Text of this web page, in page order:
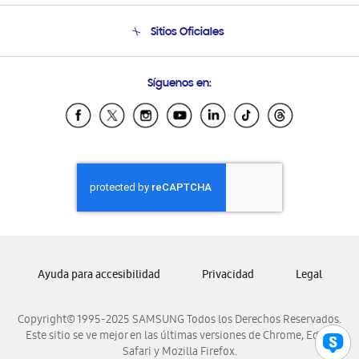
Soporte vía eMail
Sitios Oficiales
Samsung Ecuador
Samsung El Salvador
Samsung Honduras
Samsung Nicaragua
Samsung Panamá
Samsung Venezuela
Síguenos en:
Copyright© 1995-2025 SAMSUNG Todos los Derechos Reservados.
Este sitio se ve mejor en las últimas versiones de Chrome, Edge,
Safari y Mozilla Firefox.
Ayuda para accesibilidad Privacidad Legal